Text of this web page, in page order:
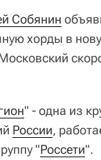
Собянин
хорды в
" - одна из
России,
"Россети".